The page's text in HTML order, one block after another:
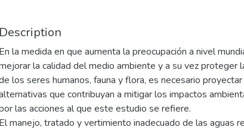
Description
En la medida en que aumenta la preocupación a nivel
la calidad del medio ambiente y a su vez proteger
los seres humanos, fauna y flora, es necesario
que contribuyan a mitigar los impactos
las acciones al que este estudio se refiere.
El manejo, tratado y vertimiento inadecuado de las aguas